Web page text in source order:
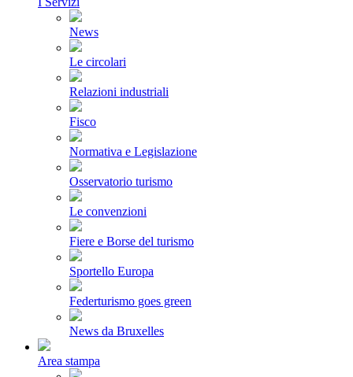
News
Le circolari
Relazioni industriali
Fisco
Normativa e Legislazione
Osservatorio turismo
Le convenzioni
Fiere e Borse del turismo
Sportello Europa
Federturismo goes green
News da Bruxelles
Area stampa